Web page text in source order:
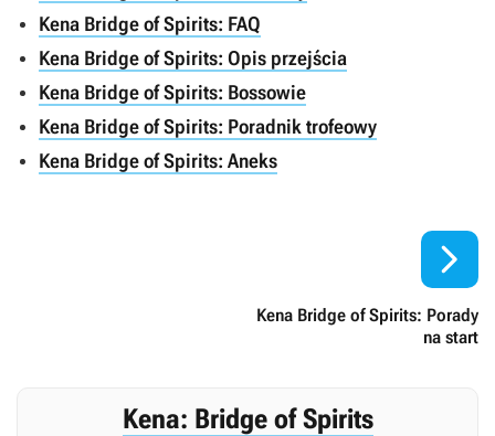
Kena Bridge of Spirits: FAQ
Kena Bridge of Spirits: Opis przejścia
Kena Bridge of Spirits: Bossowie
Kena Bridge of Spirits: Poradnik trofeowy
Kena Bridge of Spirits: Aneks
Kena Bridge of Spirits: Porady
na start

Kena: Bridge of Spirits